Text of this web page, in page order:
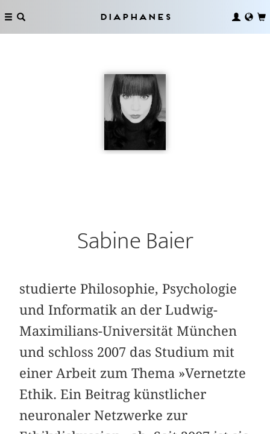
Diaphanes
Sabine Baier
studierte Philosophie, Psychologie
und Informatik an der Ludwig-
Maximilians-Universität München
und schloss 2007 das Studium mit
einer Arbeit zum Thema »Vernetzte
Ethik. Ein Beitrag künstlicher
neuronaler Netzwerke zur